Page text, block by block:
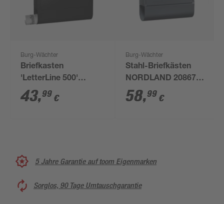
Burg-Wächter
Briefkasten
'LetterLine 500'
schwarz
43,99 €
Burg-Wächter
Stahl-Briefkästen
NORDLAND 20867
ANT
58,99 €
5 Jahre Garantie auf toom Eigenmarken
Sorglos, 90 Tage Umtauschgarantie